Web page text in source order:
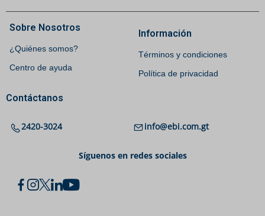
Sobre Nosotros
¿Quiénes somos?
Centro de ayuda
Información
Términos y condiciones
Política de privacidad
Contáctanos
2420-3024 info@ebi.com.gt
Síguenos en redes sociales